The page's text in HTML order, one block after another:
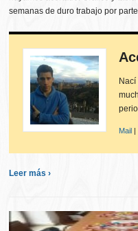
semanas de duro trabajo por
Mail |
Leer más ›